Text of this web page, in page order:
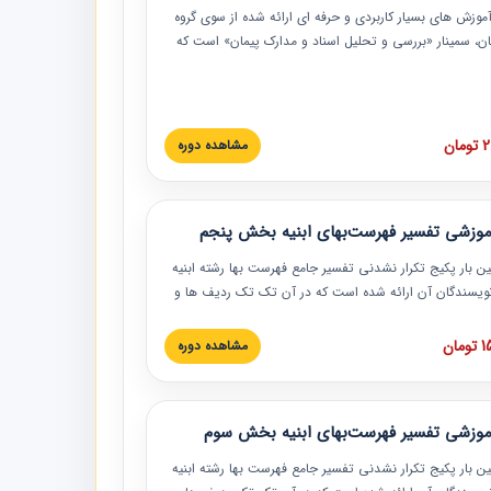
های بسیار کاربردی و حرفه‏ ای ارائه شده از سوی گروه
سمینار «بررسی و تحلیل اسناد و مدارک پیمان» است که
این خصوص ارائه شده است.
مشاهده دوره
تفسیر فهرست‌بهای ابنیه بخش پنجم
بار پکیج تکرار نشدنی تفسیر جامع فهرست بها رشته ابنیه
نویسندگان آن ارائه شده است که در آن تک تک ردیف ها و
و به همراه تصاویر عملیات اجرایی مرتبط با ردیف های
بها ارائه شده است. این دوره با کلام مهندس
مدیر پروژه مهندسی مشاور در امر بازنگری فهرست
حال فعالیت هستند حتما توصیه می کنیم از مطالب این
نمایند.
مشاهده دوره
تفسیر فهرست‌بهای ابنیه بخش سوم
بار پکیج تکرار نشدنی تفسیر جامع فهرست بها رشته ابنیه